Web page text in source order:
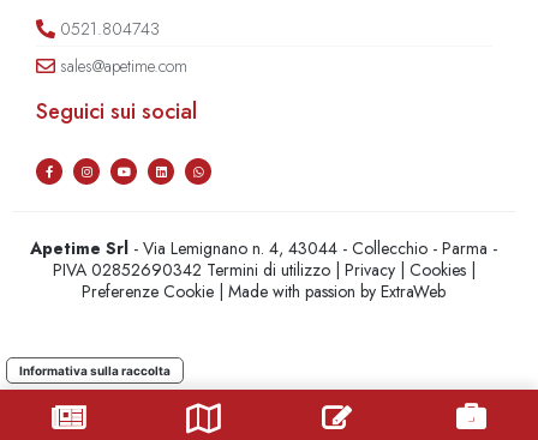
0521.804743
sales@apetime.com
Seguici sui social
Apetime Srl - Via Lemignano n. 4, 43044 - Collecchio - Parma -
PIVA 02852690342 Termini di utilizzo| Privacy| Cookies|
Preferenze Cookie | Made with passion byExtraWeb
Informativa sulla raccolta